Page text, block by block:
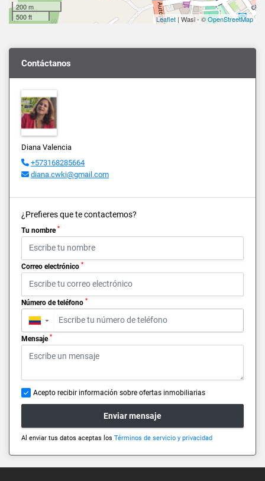
200 m
500 ft
Leaflet | Wasi - ©OpenStreetMap
Contáctanos
Diana Valencia
+573168285664
diana.cwki@gmail.com
¿Prefieres que te contactemos?
Tu nombre *
Correo electrónico *
Número de teléfono *
▼
Mensaje *
Acepto recibir información sobre ofertas inmobiliarias
Enviar mensaje
Al enviar tus datos aceptas los Términos de servicio y privacidad